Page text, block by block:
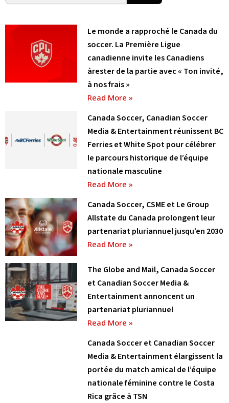
Le monde a rapproché le Canada du
soccer. La Première Ligue
canadienne invite les Canadiens
àrester de la partie avec « Ton invité,
à nos frais »
Read More »
Canada Soccer, Canadian Soccer
Media & Entertainment réunissent BC
Ferries et White Spot pour célébrer
le parcours historique de l’équipe
nationale masculine
Read More »
Canada Soccer, CSME et Le Group
Allstate du Canada prolongent leur
partenariat pluriannuel jusqu’en 2030
Read More »
The Globe and Mail, Canada Soccer
et Canadian Soccer Media &
Entertainment annoncent un
partenariat pluriannuel
Read More »
Canada Soccer et Canadian Soccer
Media & Entertainment élargissent la
portée du match amical de l’équipe
nationale féminine contre le Costa
Rica grâce à TSN